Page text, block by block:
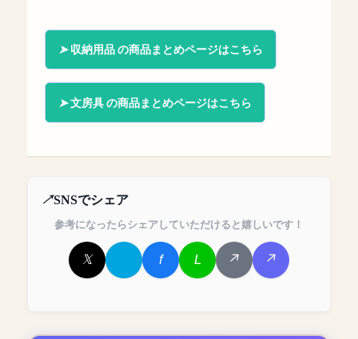
収納用品 の商品まとめページはこちら
文房具 の商品まとめページはこちら
SNSでシェア
参考になったらシェアしていただけると嬉しいです！